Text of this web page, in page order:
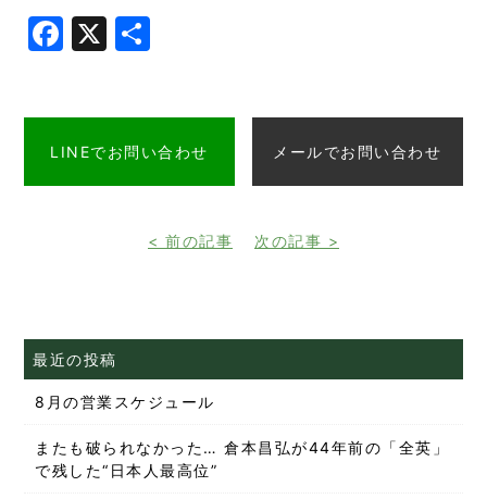
Facebook
X
LINEでお問い合わせ メールでお問い合わせ
< 前の記事 次の記事 >
最近の投稿
8月の営業スケジュール
またも破られなかった… 倉本昌弘が44年前の「全英」
で残した“日本人最高位”